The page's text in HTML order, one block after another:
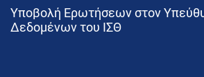
Υποβολή Ερωτήσεων στον
Δεδομένων του ΙΣΘ